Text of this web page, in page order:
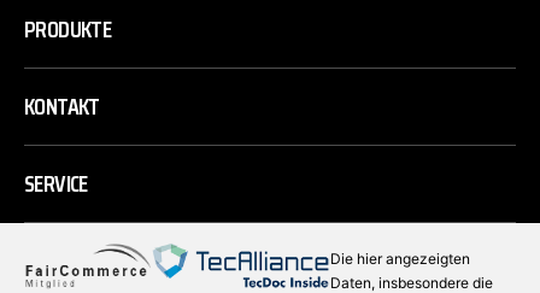
PRODUKTE
KONTAKT
SERVICE
Die hier angezeigten
Daten, insbesondere die